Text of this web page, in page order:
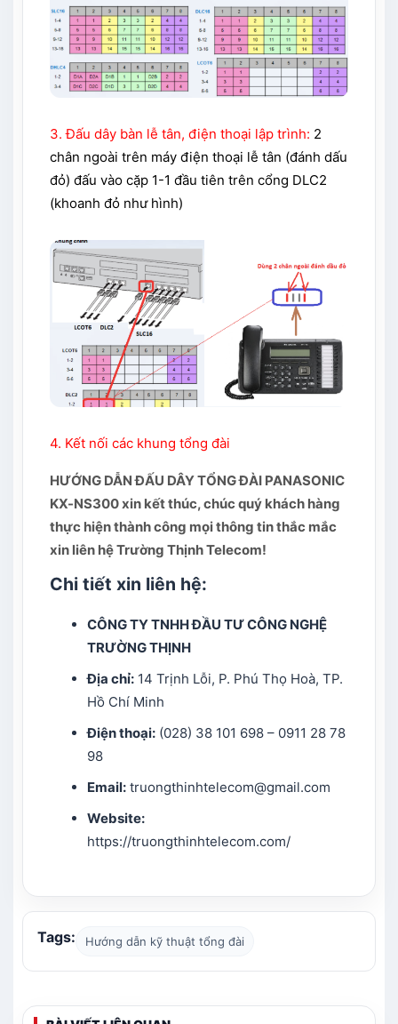
3. Đấu dây bàn lễ tân, điện thoại lập trình: 2
chân ngoài trên máy điện thoại lễ tân (đánh dấu
đỏ) đấu vào cặp 1-1 đầu tiên trên cổng DLC2
(khoanh đỏ như hình)
4. Kết nối các khung tổng đài
HƯỚNG DẪN ĐẤU DÂY TỔNG ĐÀI PANASONIC
KX-NS300 xin kết thúc, chúc quý khách hàng
thực hiện thành công mọi thông tin thắc mắc
xin liên hệ Trường Thịnh Telecom!
Chi tiết xin liên hệ:
CÔNG TY TNHH ĐẦU TƯ CÔNG NGHỆ
TRƯỜNG THỊNH
Địa chỉ:14 Trịnh Lỗi, P. Phú Thọ Hoà, TP.
Hồ Chí Minh
Điện thoại:(028) 38 101 698 – 0911 28 78
98
Email: truongthinhtelecom@gmail.com
Website:
https://truongthinhtelecom.com/
Tags: Hướng dẫn kỹ thuật tổng đài